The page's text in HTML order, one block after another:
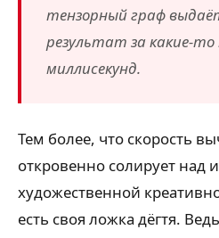
тензорный граф
результат за какие-
миллисекунд.
Тем более, что скорость
откровенно солирует над
художественной
есть своя ложка дёгтя.